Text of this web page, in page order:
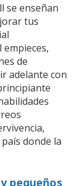
se enseñan
tus
de
adelante con
donde la
pequeños